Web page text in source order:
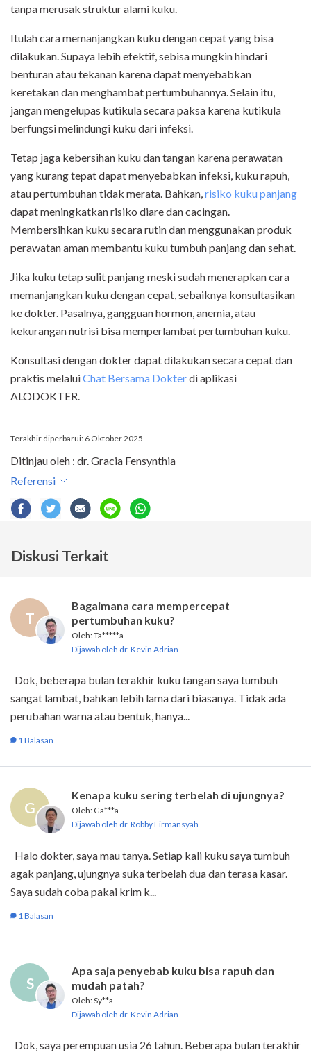
tanpa merusak struktur alami kuku.
Itulah cara memanjangkan kuku dengan cepat yang bisa
dilakukan. Supaya lebih efektif, sebisa mungkin hindari
benturan atau tekanan karena dapat menyebabkan
keretakan dan menghambat pertumbuhannya. Selain itu,
jangan mengelupas kutikula secara paksa karena kutikula
berfungsi melindungi kuku dari infeksi.
Tetap jaga kebersihan kuku dan tangan karena perawatan
yang kurang tepat dapat menyebabkan infeksi, kuku rapuh,
atau pertumbuhan tidak merata. Bahkan, risiko kuku panjang
dapat meningkatkan risiko diare dan cacingan.
Membersihkan kuku secara rutin dan menggunakan produk
perawatan aman membantu kuku tumbuh panjang dan sehat.
Jika kuku tetap sulit panjang meski sudah menerapkan cara
memanjangkan kuku dengan cepat, sebaiknya konsultasikan
ke dokter. Pasalnya, gangguan hormon, anemia, atau
kekurangan nutrisi bisa memperlambat pertumbuhan kuku.
Konsultasi dengan dokter dapat dilakukan secara cepat dan
praktis melaluiChat Bersama Dokterdi aplikasi
ALODOKTER.
Terakhir diperbarui: 6 Oktober 2025